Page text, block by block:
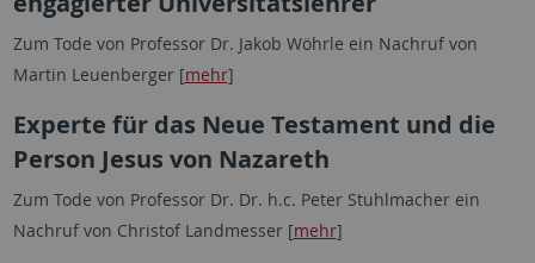
Zum Tode von Professor Dr. Jakob Wöhrle ein Nachruf von
Martin Leuenberger [mehr]
Experte für das Neue Testament und die
Person Jesus von Nazareth
Zum Tode von Professor Dr. Dr. h.c. Peter Stuhlmacher ein
Nachruf von Christof Landmesser [mehr]